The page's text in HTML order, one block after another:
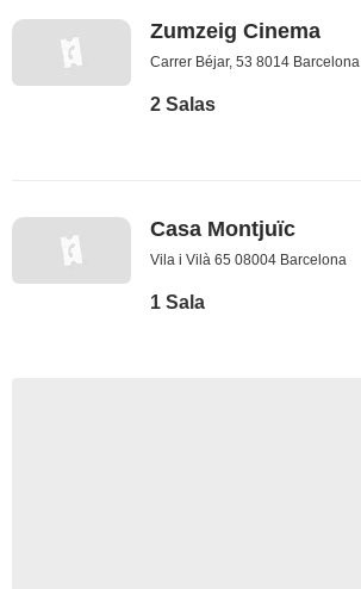
Zumzeig Cinema
Carrer Béjar, 53 8014 Barcelona
2 Salas
Casa Montjuïc
Vila i Vilà 65 08004 Barcelona
1 Sala